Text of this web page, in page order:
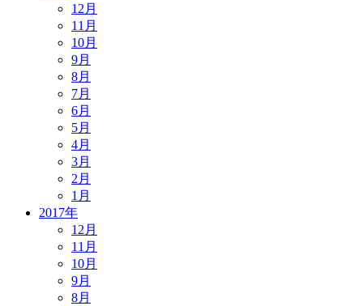
12月
11月
10月
9月
8月
7月
6月
5月
4月
3月
2月
1月
2017年
12月
11月
10月
9月
8月